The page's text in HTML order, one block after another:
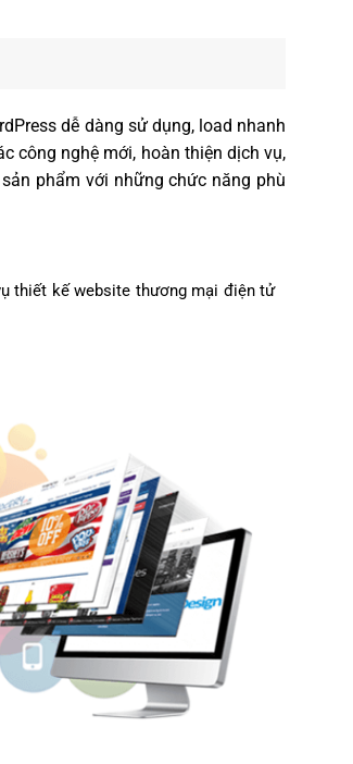
dễ dàng sử dụng, load nhanh
công nghệ mới, hoàn thiện dịch vụ,
phẩm với những chức năng phù
thiết kế website thương mại điện tử